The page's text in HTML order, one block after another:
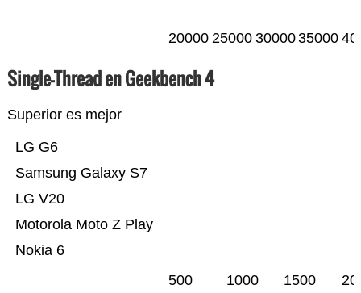
20000 25000 3000035000
Single-Thread en Geekbench 4
Superior es mejor
Nokia 6
Motorola Moto Z Play
LG V20
Samsung Galaxy S7
LG G6
500 1000 1500